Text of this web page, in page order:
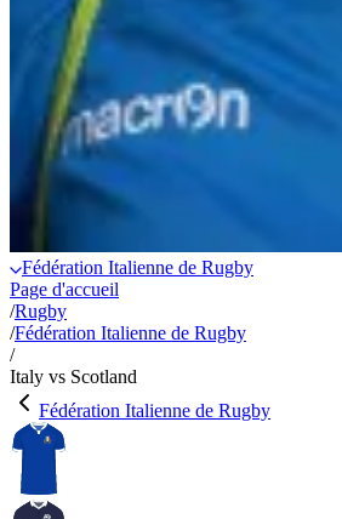
Fédération Italienne de Rugby
Page d'accueil
/Rugby
/Fédération Italienne de Rugby
/
Italy vs Scotland
Fédération Italienne de Rugby